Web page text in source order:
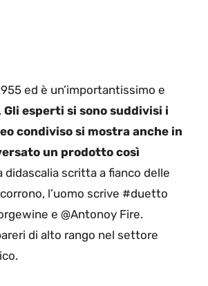
ed è un’importantissimo e
. Gli esperti si sono suddivisi i
condiviso si mostra anche in
un prodotto così
didascalia scritta a fianco delle
l’uomo scrive #duetto
e @Antonoy Fire.
di alto rango nel settore